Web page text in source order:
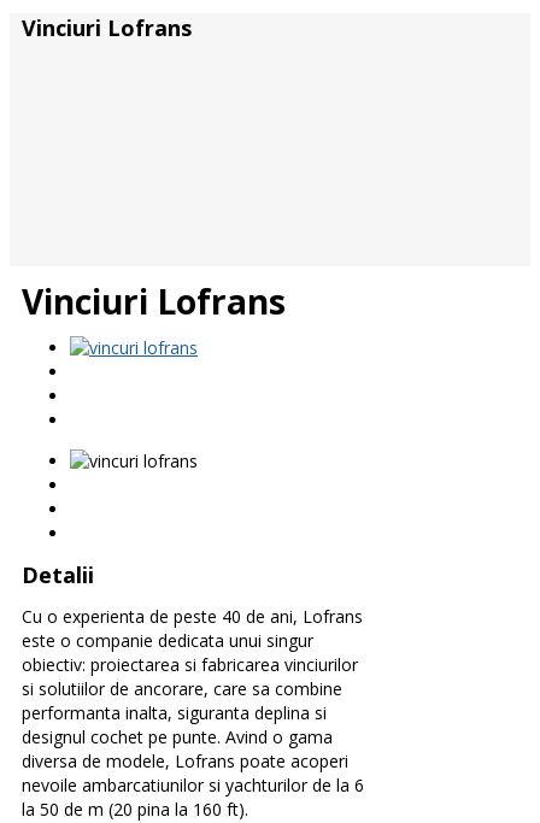
Vinciuri Lofrans
Vinciuri Lofrans
Detalii
Cu o experienta de peste 40 de ani, Lofrans
este o companie dedicata unui singur
obiectiv: proiectarea si fabricarea vinciurilor
si solutiilor de ancorare, care sa combine
performanta inalta, siguranta deplina si
designul cochet pe punte. Avind o gama
diversa de modele, Lofrans poate acoperi
nevoile ambarcatiunilor si yachturilor de la 6
la 50 de m (20 pina la 160 ft).